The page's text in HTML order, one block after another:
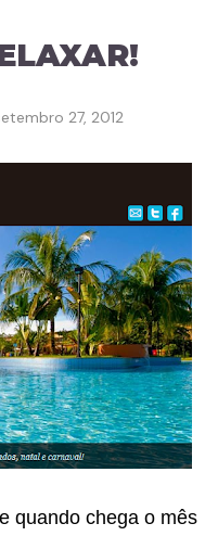
27, 2012
quando chega o mês